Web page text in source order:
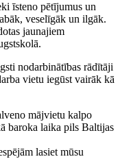
īsteno pētījumus un
veselīgāk un ilgāk.
jaunajiem
nodarbinātības rādītāji
vietu iegūst vairāk kā
mājvietu kalpo
baroka laika pils Baltijas
lasiet mūsu